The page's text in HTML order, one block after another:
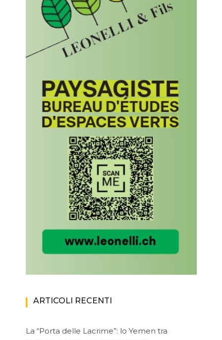
ARTICOLI RECENTI
La “Porta delle Lacrime”: lo Yemen tra